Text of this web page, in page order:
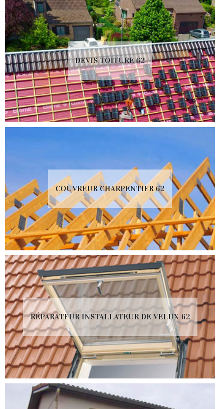
DEVIS TOITURE 62
COUVREUR CHARPENTIER 62
RÉPARATEUR INSTALLATEUR DE VELUX 62